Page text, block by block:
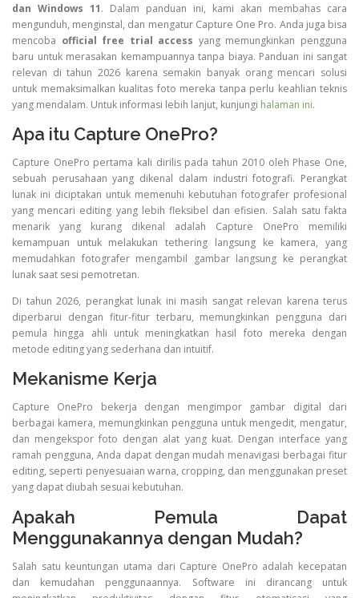
dan Windows 11. Dalam panduan ini, kami akan membahas cara
mengunduh, menginstal, dan mengatur Capture One Pro. Anda juga bisa
mencoba official free trial access yang memungkinkan pengguna
baru untuk merasakan kemampuannya tanpa biaya. Panduan ini sangat
relevan di tahun 2026 karena semakin banyak orang mencari solusi
untuk memaksimalkan kualitas foto mereka tanpa perlu keahlian teknis
yang mendalam. Untuk informasi lebih lanjut, kunjungi halaman ini.
Apa itu Capture OnePro?
Capture OnePro pertama kali dirilis pada tahun 2010 oleh Phase One,
sebuah perusahaan yang dikenal dalam industri fotografi. Perangkat
lunak ini diciptakan untuk memenuhi kebutuhan fotografer profesional
yang mencari editing yang lebih fleksibel dan efisien. Salah satu fakta
menarik yang kurang dikenal adalah Capture OnePro memiliki
kemampuan untuk melakukan tethering langsung ke kamera, yang
memudahkan fotografer mengambil gambar langsung ke perangkat
lunak saat sesi pemotretan.
Di tahun 2026, perangkat lunak ini masih sangat relevan karena terus
diperbarui dengan fitur-fitur terbaru, memungkinkan pengguna dari
pemula hingga ahli untuk meningkatkan hasil foto mereka dengan
metode editing yang sederhana dan intuitif.
Mekanisme Kerja
Capture OnePro bekerja dengan mengimpor gambar digital dari
berbagai kamera, memungkinkan pengguna untuk mengedit, mengatur,
dan mengekspor foto dengan alat yang kuat. Dengan interface yang
ramah pengguna, Anda dapat dengan mudah menavigasi berbagai fitur
editing, seperti penyesuaian warna, cropping, dan menggunakan preset
yang dapat diubah sesuai kebutuhan.
Apakah Pemula Dapat
Menggunakannya dengan Mudah?
Salah satu keuntungan utama dari Capture OnePro adalah kecepatan
dan kemudahan penggunaannya. Software ini dirancang untuk